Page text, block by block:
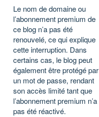
Le nom de domaine ou
l’abonnement premium de
ce blog n’a pas été
renouvelé, ce qui explique
cette interruption. Dans
certains cas, le blog peut
également être protégé par
un mot de passe, rendant
son accès limité tant que
l’abonnement premium n’a
pas été réactivé.